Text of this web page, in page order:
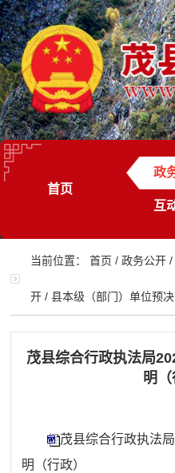
首页
政
互
当前位置：首页 /政务公开
开 /县本级（部门）单位预
茂县综合行政执法局
明（
茂县综合行政执法
明（行政）